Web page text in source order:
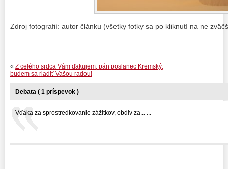
Zdroj fotografií: autor článku (všetky fotky sa po kliknutí na ne
« Z celého srdca Vám ďakujem, pán poslanec Kremský,
budem sa riadiť Vašou radou!
Debata ( 1 príspevok )
Vďaka za sprostredkovanie zážitkov, obdiv za... ...